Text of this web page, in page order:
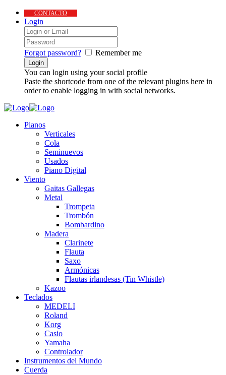
CONTACTO
Login
Forgot password? Remember me
You can login using your social profile
Paste the shortcode from one of the relevant plugins here in
order to enable logging in with social networks.
Pianos
Verticales
Cola
Seminuevos
Usados
Piano Digital
Viento
Gaitas Gallegas
Metal
Trompeta
Trombón
Bombardino
Madera
Clarinete
Flauta
Saxo
Armónicas
Flautas irlandesas (Tin Whistle)
Kazoo
Teclados
MEDELI
Roland
Korg
Casio
Yamaha
Controlador
Instrumentos del Mundo
Cuerda